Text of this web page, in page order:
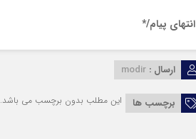
انتهای پیام/*
ارسال : modir
برچسب ها این مطلب بدون برچسب می باشد.